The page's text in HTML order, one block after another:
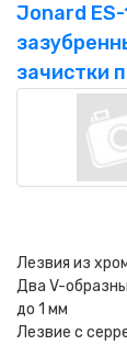
Jonard
зачистки
Лезвия из
Два V-
до 1 мм
Лезвие с